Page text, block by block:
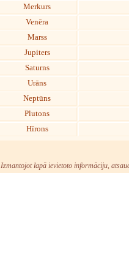
Merkurs
Venēra
Marss
Jupiters
Saturns
Urāns
Neptūns
Plutons
Hīrons
Izmantojot lapā ievietoto informāciju,